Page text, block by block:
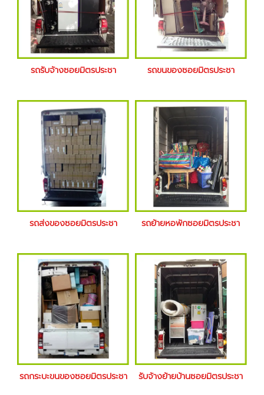
รถรับจ้างซอยมิตรประชา รถขนของซอยมิตรประชา
รถส่งของซอยมิตรประชา รถย้ายหอพักซอยมิตรประชา
รถกระบะขนของซอยมิตรประชา รับจ้างย้ายบ้านซอยมิตรประชา